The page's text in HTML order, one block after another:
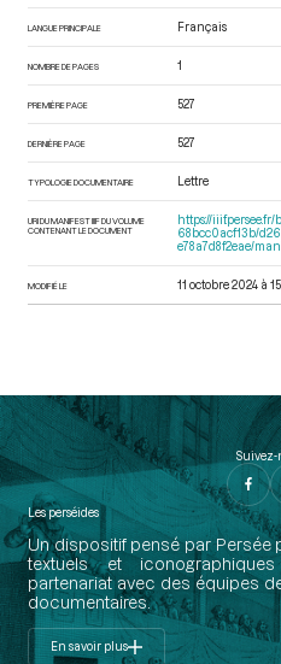
LANGUE PRINCIPALE Français
NOMBRE DE PAGES 1
PREMIÈRE PAGE 527
DERNIÈRE PAGE 527
TYPOLOGIE DOCUMENTAIRE Lettre
URI DU MANIFEST IIIF DU VOLUME
CONTENANT LE DOCUMENT
https://iiif.persee.fr/
68bcc0acf13b/
e78a7d8f2eae/
MODIFIÉ LE 11 octobre 2024 à
Suivez-
Les perséides
Un dispositif pensé par
textuels et
partenariat avec des équipes
documentaires.
En savoir plus